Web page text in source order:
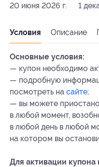
20 июня 2026 г. 1
Условия Описание
Основные условия:
— купон необходимо
— подробную
посмотреть на сайте;
— вы можете
в любой момент,
в любой день в любой
на котором вы
Для активации